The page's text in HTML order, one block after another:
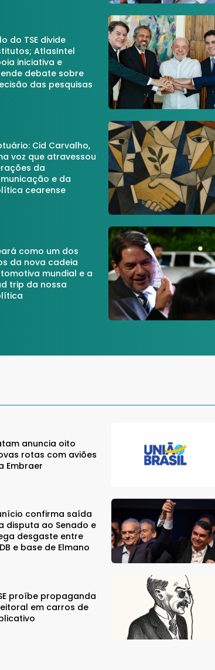
do TSE divide
AtlasIntel
iniciativa e
debate sobre
das pesquisas
Cid Carvalho,
voz que atravessou
da
e da
cearense
como um dos
da nova cadeia
mundial e a
trip da nossa
anuncia oito
rotas com aviões
Embraer
confirma saída
disputa ao Senado e
desgaste entre
e base de Elmano
proíbe propaganda
em carros de